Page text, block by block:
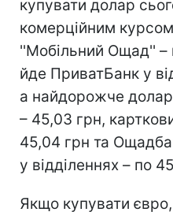
купувати долар
комерційним
''Мобільний Ощад'' –
йде ПриватБанк у
а найдорожче
– 45,03 грн,
45,04 грн та
у відділеннях – по
Якщо купувати